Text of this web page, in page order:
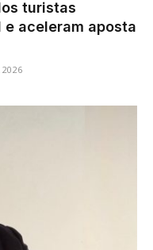
turistas
e aceleram aposta
2026